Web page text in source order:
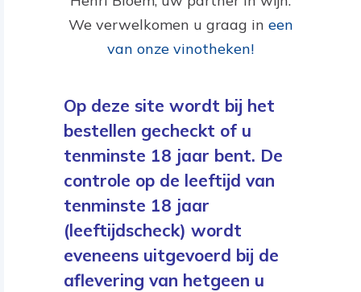
We verwelkomen u graag in een
van onze vinotheken!
Op deze site wordt bij het
bestellen gecheckt of u
tenminste 18 jaar bent. De
controle op de leeftijd van
tenminste 18 jaar
(leeftijdscheck) wordt
eveneens uitgevoerd bij de
aflevering van hetgeen u